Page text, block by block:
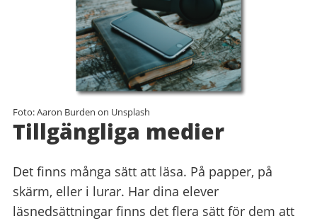
Foto: Aaron Burden on Unsplash
Tillgängliga medier
Det finns många sätt att läsa. På papper, på
skärm, eller i lurar. Har dina elever
läsnedsättningar finns det flera sätt för dem att